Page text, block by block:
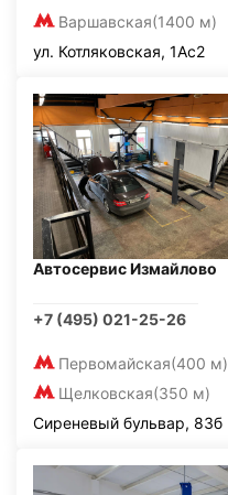
Варшавская(1400 м)
ул. Котляковская, 1Ас2
Автосервис Измайлово
+7 (495) 021-25-26
Первомайская(400 м)
Щелковская(350 м)
Сиреневый бульвар, 83б